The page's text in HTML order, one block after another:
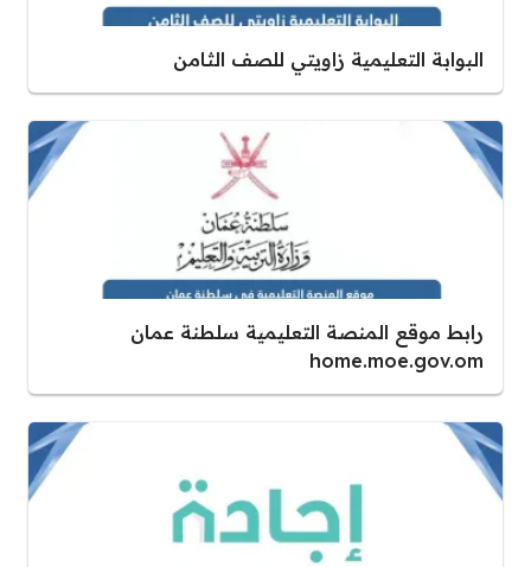
البوابة التعليمية زاويتي للصف الثامن
رابط موقع المنصة التعليمية سلطنة عمان
home.moe.gov.om